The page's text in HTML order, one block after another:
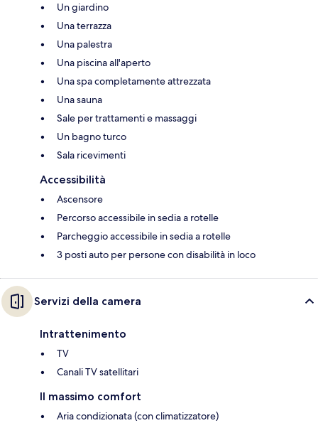
Un giardino
Una terrazza
Una palestra
Una piscina all'aperto
Una spa completamente attrezzata
Una sauna
Sale per trattamenti e massaggi
Un bagno turco
Sala ricevimenti
Accessibilità
Ascensore
Percorso accessibile in sedia a rotelle
Parcheggio accessibile in sedia a rotelle
3 posti auto per persone con disabilità in loco
Servizi della camera
Intrattenimento
TV
Canali TV satellitari
Il massimo comfort
Aria condizionata (con climatizzatore)